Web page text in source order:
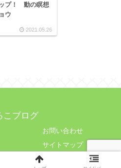
プ！ 動の瞑想
ウ
2021.05.26
こブログ
お問い合わせ
サイトマップ
うろこブログ.